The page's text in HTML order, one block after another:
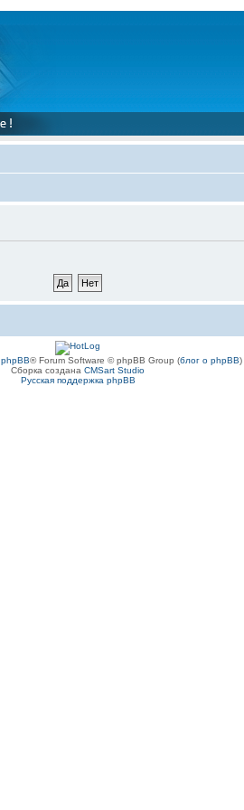
phpBB® Forum Software © phpBB Group (блог о phpBB)
Сборка создана CMSart Studio
Русская поддержка phpBB